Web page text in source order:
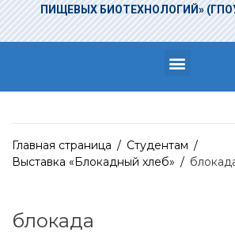
ПИЩЕВЫХ БИОТЕХНОЛОГИЙ»
Главная страница / Студентам /
Выставка «Блокадный хлеб» /
блокада